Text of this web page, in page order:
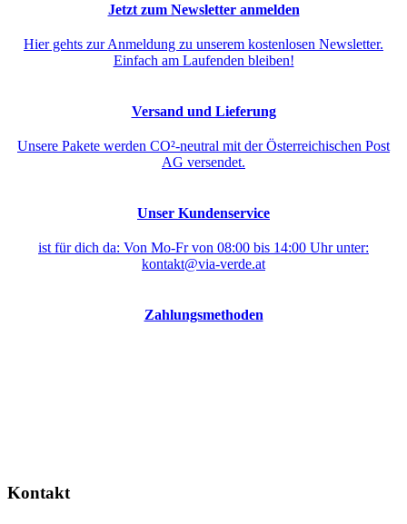
Jetzt zum Newsletter anmelden
Hier gehts zur Anmeldung zu unserem kostenlosen Newsletter.
Einfach am Laufenden bleiben!
Versand und Lieferung
Unsere Pakete werden CO²-neutral mit der Österreichischen Post
AG versendet.
Unser Kundenservice
ist für dich da: Von Mo-Fr von 08:00 bis 14:00 Uhr unter:
kontakt@via-verde.at
Zahlungsmethoden
Kontakt